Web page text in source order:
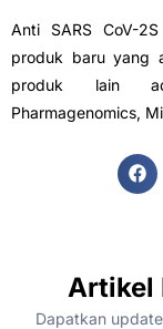
Anti SARS CoV-
produk baru yang
produk lain
Pharmagenomics,
Artikel
Dapatkan